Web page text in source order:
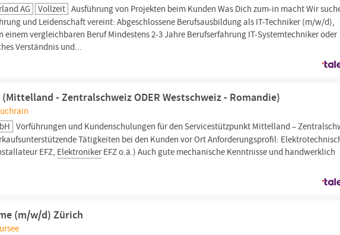
AG
Vollzeit Ausführung von Projekten beim Kunden Was Dich zum-in macht Wir
und Leidenschaft vereint: Abgeschlossene Berufsausbildung als IT-Techniker (m/w/d),
vergleichbaren Beruf Mindestens 2-3 Jahre Berufserfahrung IT-Systemtechniker oder
Verständnis und...
- Zentralschweiz ODER Westschweiz - Romandie)
Vorführungen und Kundenschulungen für den Servicestützpunkt Mittelland –
Tätigkeiten bei den Kunden vor Ort Anforderungsprofil:
EFZ, ElektronikerEFZ o.ä.) Auch gute mechanische Kenntnisse und handwerklich
(m/w/d) Zürich